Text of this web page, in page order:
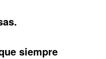
siempre